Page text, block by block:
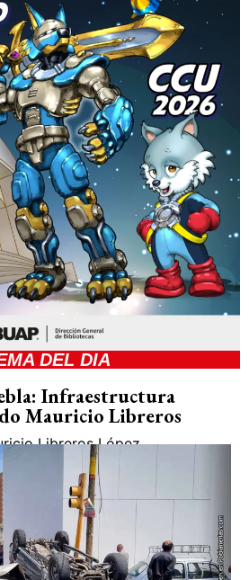
DEL DIA
Infraestructura
Mauricio Libreros
Libreros López